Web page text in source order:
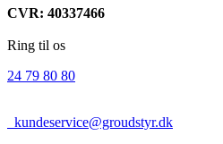
CVR: 40337466
Ring til os
24 79 80 80
kundeservice@groudstyr.dk